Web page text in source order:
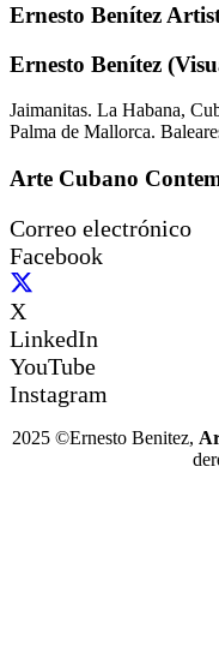
Ernesto Benítez
Ernesto Benítez
Jaimanitas. La Habana,
Palma de Mallorca.
Arte Cubano
Correo electrónico
Facebook
X
LinkedIn
YouTube
Instagram
2025 ©Ernesto Benitez,